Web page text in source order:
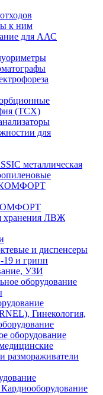
к ним
для ААС
(ТСХ)
для
металлическая
КОМФОРТ
хранения ЛВЖ
и диспенсеры
19 и грипп
УЗИ
оборудование
Гинекология,
оборудование
размораживатели